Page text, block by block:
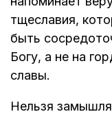
тщеславия,
быть
Богу, а не на
славы.
Нельзя